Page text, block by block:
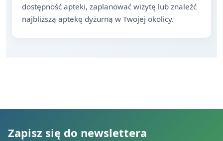
dostępność apteki, zaplanować wizytę lub znaleźć
najbliższą aptekę dyżurną w Twojej okolicy.
Zapisz się do newslettera